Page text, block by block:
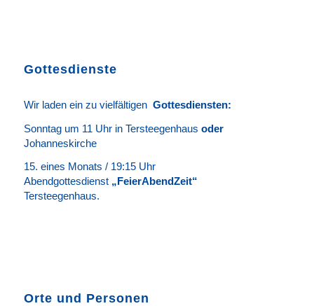
Gottesdienste
Wir laden ein zu vielfältigen Gottesdiensten:
Sonntag um 11 Uhr in Tersteegenhaus oder
Johanneskirche
15. eines Monats / 19:15 Uhr
Abendgottesdienst„FeierAbendZeit“
Tersteegenhaus.
Orte und Personen